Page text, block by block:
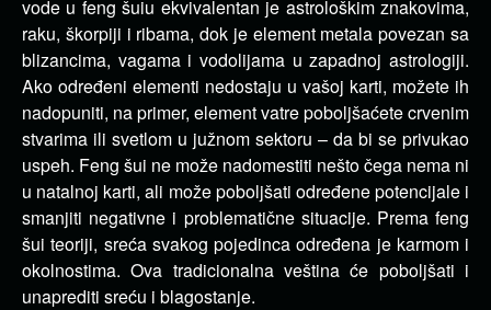
vode u feng šuiu ekvivalentan je astrološkim znakovima,
raku, škorpiji i ribama, dok je element metala povezan sa
blizancima, vagama i vodolijama u zapadnoj astrologiji.
Ako određeni elementi nedostaju u vašoj karti, možete ih
nadopuniti, na primer, element vatre poboljšaćete crvenim
stvarima ili svetlom u južnom sektoru – da bi se privukao
uspeh. Feng šui ne može nadomestiti nešto čega nema ni
u natalnoj karti, ali može poboljšati određene potencijale i
smanjiti negativne i problematične situacije. Prema feng
šui teoriji, sreća svakog pojedinca određena je karmom i
okolnostima. Ova tradicionalna veština će poboljšati i
unaprediti sreću i blagostanje.